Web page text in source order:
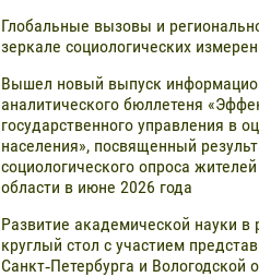
Глобальные вызовы и
зеркале социологических
Вышел новый выпуск
аналитического бюллетеня
государственного управления в
населения», посвященный
социологического опроса
области в июне 2026 года
Развитие академической науки в
круглый стол с участием
Санкт‑Петербурга и Вологодской